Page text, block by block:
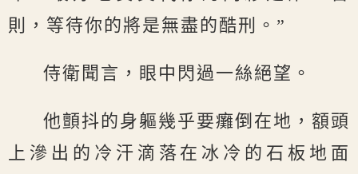
則，等待你的將是無盡的酷刑。”
侍衛聞言，眼中閃過一絲絕望。
他顫抖的身軀幾乎要癱倒在地，額頭
上滲出的冷汗滴落在冰冷的石板地面